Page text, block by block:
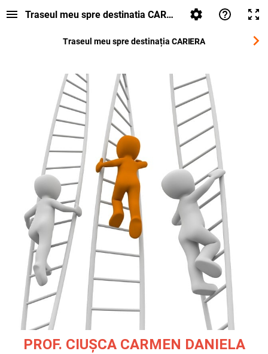
Traseul meu spre destinatia CARIERA
Traseul meu spre destinația CARIERA
PROF. CIUȘCA CARMEN DANIELA